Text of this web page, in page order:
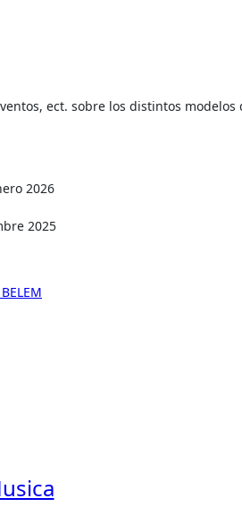
ect. sobre los distintos modelos
2026
2025